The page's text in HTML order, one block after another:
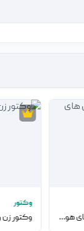
وکتور مجموعه المان های هوش مصنوعی
وکتور
وکتور